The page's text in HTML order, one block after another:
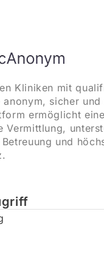
Kliniken mit
anonym, sicher
ermöglicht
Vermittlung,
und